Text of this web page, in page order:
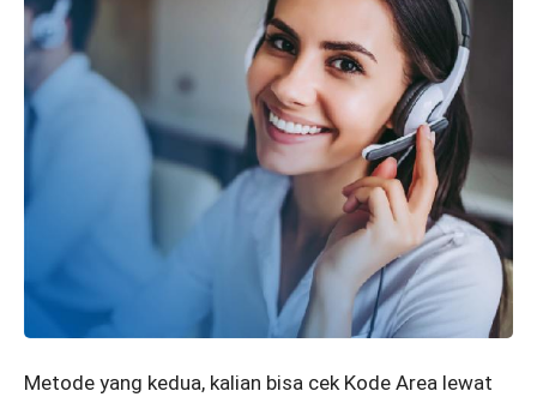
Metode yang kedua, kalian bisa cek Kode Area lewat